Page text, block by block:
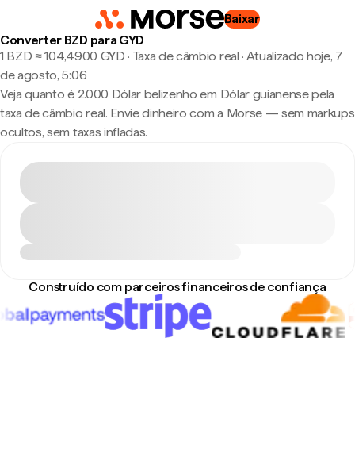
Baixar
Converter BZD para GYD
1 BZD ≈ 104,4900 GYD · Taxa de câmbio real · Atualizado hoje, 7
de agosto, 5:06
Veja quanto é 2.000 Dólar belizenho em Dólar guianense pela
taxa de câmbio real. Envie dinheiro com a Morse — sem markups
ocultos, sem taxas infladas.
Construído com parceiros financeiros de confiança